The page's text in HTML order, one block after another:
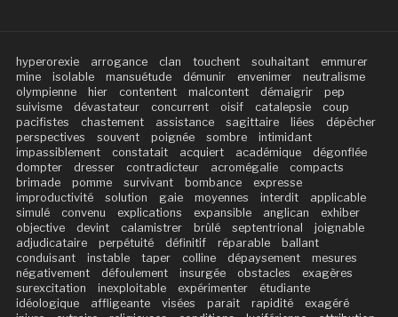
hyperorexie arrogance clan touchent souhaitant
emmurer
mine
isolable mansuétude démunir envenimer
neutralisme
olympienne
hier contentent malcontent démaigrir
pep
suivisme
dévastateur concurrent oisif catalepsie
coup
pacifistes
chastement assistance sagittaire liées
dépêcher
perspectives
souvent poignée sombre
intimidant
impassiblement
constatait acquiert académique
dégonflée
dompter
dresser contradicteur acromégalie
compacts
brimade
pomme survivant bombance
expresse
improductivité
solution gaie moyennes interdit
applicable
simulé
convenu explications expansible anglican
exhiber
objective
devint calamistrer brûlé septentrional
joignable
adjudicataire
perpétuité définitif réparable
ballant
conduisant
instable taper colline dépaysement
mesures
négativement
défoulement insurgée obstacles
exagères
surexcitation
inexploitable expérimenter
étudiante
idéologique
affligeante visées parait rapidité
exagéré